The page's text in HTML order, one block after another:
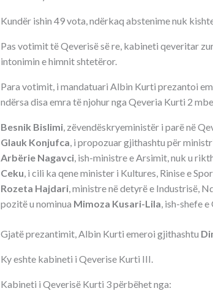
Kundër ishin 49 vota, ndërkaq abstenime nuk
Pas votimit të Qeverisë së re, kabineti qeveritar
intonimin e himnit shtetëror.
Para votimit, i mandatuari Albin Kurti prezantoi
ndërsa disa emra të njohur nga Qeveria Kurti 2
Besnik Bislimi, zëvendëskryeministër i parë në
Glauk Konjufca, i propozuar gjithashtu për
Arbërie Nagavci, ish-ministre e Arsimit, nuk u
Ceku, i cili ka qene minister i Kultures, Rinise e
Rozeta Hajdari, ministre në detyrë e Industrisë,
pozitë u nominua Mimoza Kusari-Lila, ish-shefe
Gjatë prezantimit, Albin Kurti emeroi gjithashtu
Ky eshte kabineti i Qeverise Kurti III.
Kabineti i Qeverisë Kurti 3 përbëhet nga: